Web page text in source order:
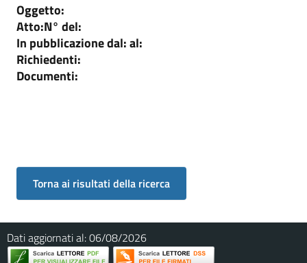
Oggetto:
Atto:N° del:
In pubblicazione dal:al:
Richiedenti:
Documenti:
Dati aggiornati al:06/08/2026